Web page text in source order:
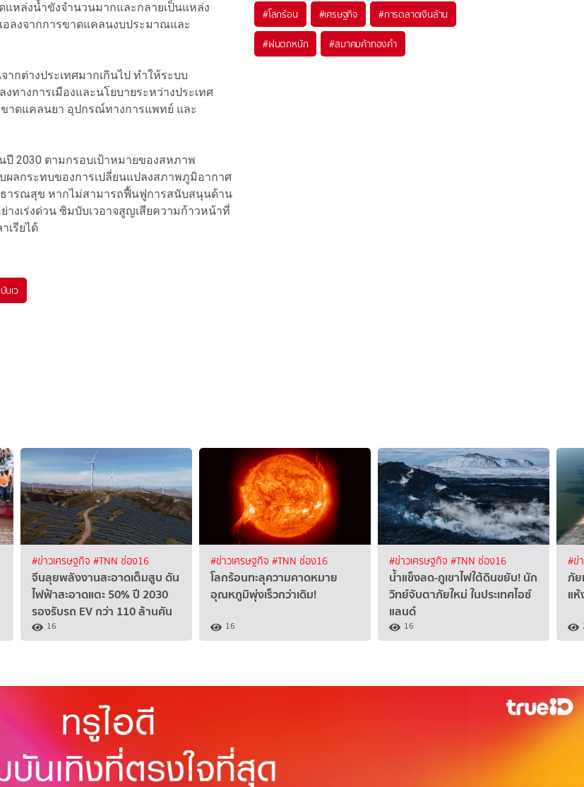
หล่งน้ำขังจำนวนมากและกลายเป็นแหล่ง
ลงจากการขาดแคลนงบประมาณและ
กต่างประเทศมากเกินไป ทำให้ระบบ
ทางการเมืองและนโยบายระหว่างประเทศ
าดแคลนยา อุปกรณ์ทางการแพทย์ และ
ปี 2030 ตามกรอบเป้าหมายของสหภาพ
ลกระทบของการเปลี่ยนแปลงสภาพภูมิอากาศ
ารณสุข หากไม่สามารถฟื้นฟูการสนับสนุนด้าน
งเร่งด่วน ซิมบับเวอาจสูญเสียความก้าวหน้าที่
เรียได้
บเว
#โลกร้อน #เศรษฐกิจ #การตลาดเงินล้าน
#ฝนตกหนัก #สมาคมค้าทองคำ
#ข่าวเศรษฐกิจ #TNN ช่อง16
จีนลุยพลังงานสะอาดเต็มสูบ ดัน
ไฟฟ้าสะอาดแตะ 50% ปี 2030
รองรับรถ EV กว่า 110 ล้านคัน
16
#ข่าวเศรษฐกิจ #TNN ช่อง16
โลกร้อนทะลุความคาดหมาย
อุณหภูมิพุ่งเร็วกว่าเดิม!
16
#ข่าวเศรษฐกิจ #TNN ช่อง16
น้ำแข็งลด-ภูเขาไฟใต้ดินขยับ! นัก
วิทย์จับตาภัยใหม่ ในประเทศไอซ์
แลนด์
16
#ข่
ภัย
แ